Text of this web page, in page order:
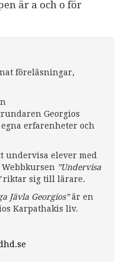
är a och o för
föreläsningar,
Georgios
erfarenheter och
undervisa elever med
”Undervisa
riktar sig till lärare.
Jävla Georgios”är en
Karpathakis liv.